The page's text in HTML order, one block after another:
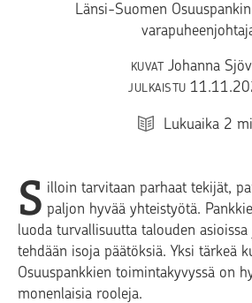
Länsi-Suomen
KUVAT Johanna
JULKAISTU
Lukuaika 2
S illoin tarvitaan parhaat tekijät,
paljon hyvää yhteistyötä.
luoda turvallisuutta talouden
tehdään isoja päätöksiä. Yksi tärkeä
Osuuspankkien toimintakyvyssä on
monenlaisia rooleja.